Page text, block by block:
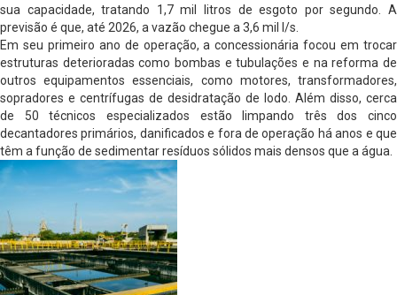
sua capacidade, tratando 1,7 mil litros de esgoto por segundo. A
previsão é que, até 2026, a vazão chegue a 3,6 mil l/s.
Em seu primeiro ano de operação, a concessionária focou em trocar
estruturas deterioradas como bombas e tubulações e na reforma de
outros equipamentos essenciais, como motores, transformadores,
sopradores e centrífugas de desidratação de lodo. Além disso, cerca
de 50 técnicos especializados estão limpando três dos cinco
decantadores primários, danificados e fora de operação há anos e que
têm a função de sedimentar resíduos sólidos mais densos que a água.